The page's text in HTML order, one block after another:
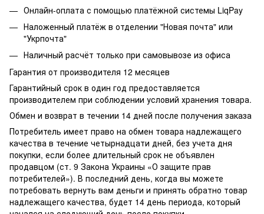
Онлайн-оплата с помощью платёжной системы LiqPay
Наложенный платёж в отделении "Новая почта" или
"Укрпочта"
Наличный расчёт только при самовывозе из офиса
Гарантия от производителя 12 месяцев
Гарантийный срок в один год предоставляется
производителем при соблюдении условий хранения товара.
Обмен и возврат в течении 14 дней после получения заказа
Потребитель имеет право на обмен товара надлежащего
качества в течение четырнадцати дней, без учета дня
покупки, если более длительный срок не объявлен
продавцом (ст. 9 Закона Украины «О защите прав
потребителей»). В последний день, когда вы можете
потребовать вернуть вам деньги и принять обратно товар
надлежащего качества, будет 14 день периода, который